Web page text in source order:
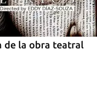
de la obra teatral